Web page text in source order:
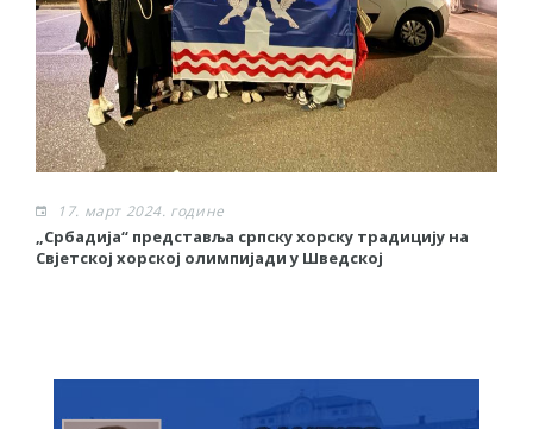
17. март 2024. године
„Србадија“ представља српску хорску традицију на
Свјетској хорској олимпијади у Шведској